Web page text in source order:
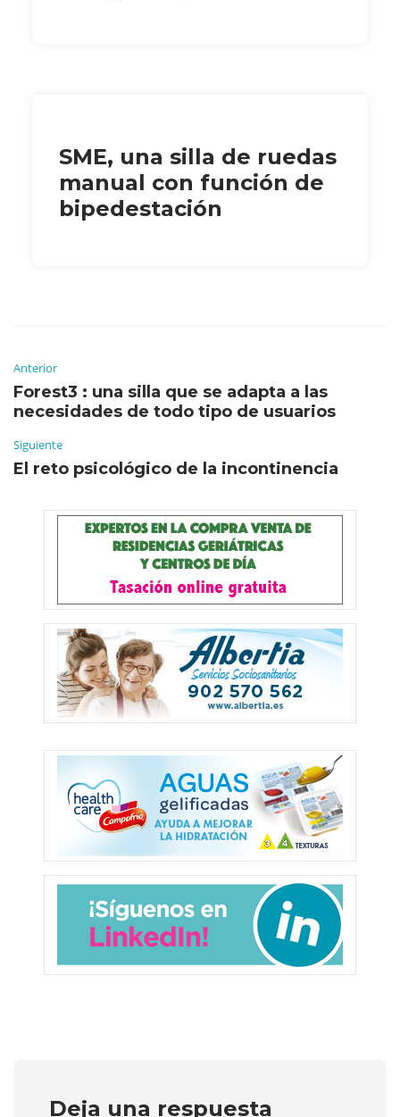
SME, una silla de ruedas
manual con función de
bipedestación
Anterior
Forest3 : una silla que se adapta a las
necesidades de todo tipo de usuarios
Siguiente
El reto psicológico de la incontinencia
Deja una respuesta